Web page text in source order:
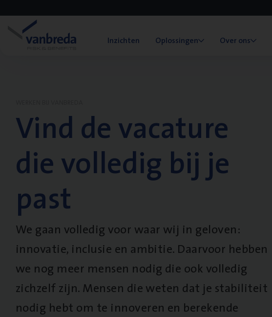
Inzichten Oplossingen Over ons
Vind de vacature
die volledig bij je
past
We gaan volledig voor waar wij in geloven:
innovatie, inclusie en ambitie. Daarvoor hebben
we nog meer mensen nodig die ook volledig
zichzelf zijn. Mensen die weten dat je stabiliteit
nodig hebt om te innoveren en berekende